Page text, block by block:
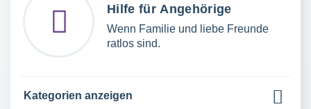
Hilfe für Angehörige
Wenn Familie und liebe Freunde
ratlos sind.
Kategorien anzeigen